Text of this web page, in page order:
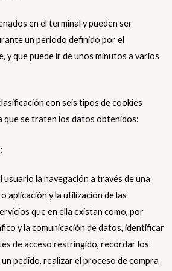
en el terminal y pueden ser
un periodo definido por el
y que puede ir de unos minutos a varios
con seis tipos de cookies
que se traten los datos obtenidos:
usuario la navegación a través de una
aplicación y la utilización de las
que en ella existan como, por
y la comunicación de datos, identificar
de acceso restringido, recordar los
pedido, realizar el proceso de compra